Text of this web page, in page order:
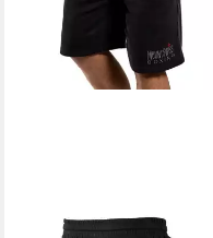
MOUNT SWISS